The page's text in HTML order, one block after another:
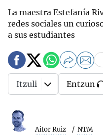
La maestra Estefanía
redes sociales un
a sus estudiantes
Aitor Ruiz NTM
Itzuli Entzun